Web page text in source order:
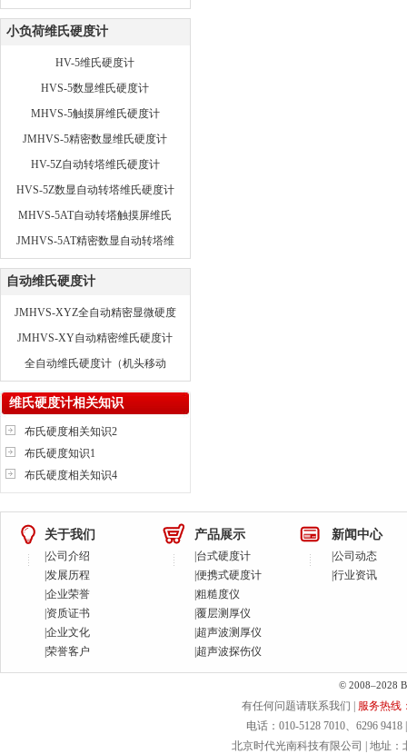
维氏硬度计(机头下压）
小负荷维氏硬度计
HV-5维氏硬度计
HVS-5数显维氏硬度计
MHVS-5触摸屏维氏硬度计
JMHVS-5精密数显维氏硬度计
HV-5Z自动转塔维氏硬度计
HVS-5Z数显自动转塔维氏硬度计
MHVS-5AT自动转塔触摸屏维氏
JMHVS-5AT精密数显自动转塔维
氏硬度计
自动维氏硬度计
JMHVS-XYZ全自动精密显微硬度
JMHVS-XY自动精密维氏硬度计
全自动维氏硬度计（机头移动
式）【新品】
维氏硬度计相关知识
布氏硬度相关知识2
布氏硬度知识1
布氏硬度相关知识4
关于我们
公司介绍
发展历程
企业荣誉
资质证书
企业文化
荣誉客户
产品展示
台式硬度计
便携式硬度计
粗糙度仪
覆层测厚仪
超声波测厚仪
超声波探伤仪
新闻中心
公司动态
行业资讯
© 2008–2028
有任何问题请联系我们 | 服务热线
电话：010-5128 7010、6296 9418
北京时代光南科技有限公司 | 地址：